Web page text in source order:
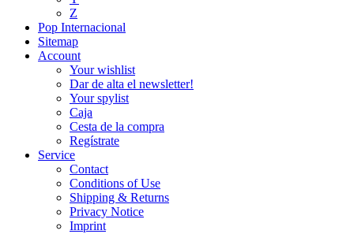
Z
Pop Internacional
Sitemap
Account
Your wishlist
Dar de alta el newsletter!
Your spylist
Caja
Cesta de la compra
Regístrate
Service
Contact
Conditions of Use
Shipping & Returns
Privacy Notice
Imprint